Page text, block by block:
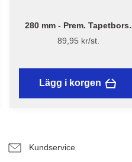
280 mm - Prem. Tapetborst
3540
89,95 kr/st.
Lägg i korgen
Kundservice